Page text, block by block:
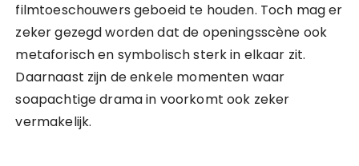
filmtoeschouwers geboeid te houden. Toch mag er
zeker gezegd worden dat de openingsscène ook
metaforisch en symbolisch sterk in elkaar zit.
Daarnaast zijn de enkele momenten waar
soapachtige drama in voorkomt ook zeker
vermakelijk.